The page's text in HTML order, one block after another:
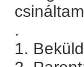
.
1.